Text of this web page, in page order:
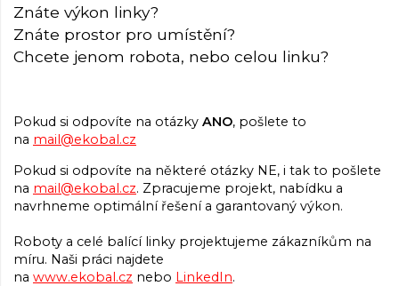
Znáte výkon linky?
Znáte prostor pro umístění?
Chcete jenom robota, nebo celou linku?
Pokud si odpovíte na otázky ANO, pošlete to
na mail@ekobal.cz
Pokud si odpovíte na některé otázky NE, i tak to pošlete
na mail@ekobal.cz. Zpracujeme projekt, nabídku a
navrhneme optimální řešení a garantovaný výkon.
Roboty a celé balící linky projektujeme zákazníkům na
míru. Naši práci najdete
na www.ekobal.cz nebo LinkedIn.